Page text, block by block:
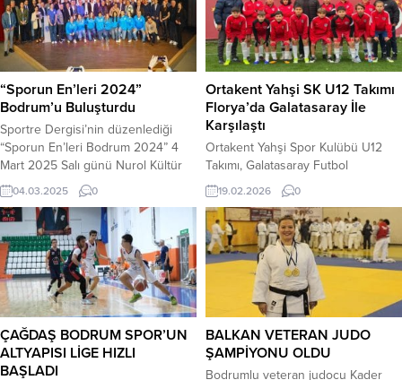
hızlı ve etkili başlayan yeşil-
beyazlılar, oyunun kontrolünü kısa
sürede eline aldı. Aradığı golü
30’uncu dakikada Hotic ile bulan
Sipay Bodrum FK, skoru 1-0’a
getirerek büyük...
mutlu olduklarını ifade eden
Branşlardan Sorumlu Asbaşkan
Fatih Öztarakçı, “Bizler
Bodrumspor olarak başkanımız
Rıza Karakaya önderliğinde
Bodrum yarımadamızda çeşitli
branşlarımızla genç yeteneklerimizi
amatör branşlarımızla...
“Sporun En’leri 2024”
Bodrum’u Buluşturdu
Sportre Dergisi’nin düzenlediği
“Sporun En’leri Bodrum 2024” 4
Mart 2025 Salı günü Nurol Kültür
Merkezi’nde yapıldı. Bodrum
Kaymakamlığı, Bodrum Belediyesi,
Bodrum Gençlik Spor İlçe
Müdürlüğü hamiliğinde Sportre
Dergisi’nin organize ettiği gecede
Bodrum’un spor dünyası bir araya
geldi. Samimiyeti ve enerjisi yüksek
olan geceye; Bodrum Kaymakamı
Mustafa Çit, Bodrum Belediye
Başkan...
04.03.2025 0
Ortakent Yahşi SK U12 Takımı
Florya’da Galatasaray İle
Karşılaştı
Ortakent Yahşi Spor Kulübü U12
Takımı, Galatasaray Futbol
Akademisi’nin daveti üzerine
İstanbul’da bulunan Florya Metin
Oktay Tesisleri’nde Galatasaray U12
Takımı ile dostluk maçında karşı
karşıya geldi. Türk futbolunun
önemli altyapı merkezlerinden biri
olan Florya’da sahaya çıkan
Bodrum temsilcisi, disiplinli oyun
anlayışı ve mücadele gücüyle
dikkat çekti. Karşılaşma, genç
sporcuların gelişimi...
19.02.2026 0
ÇAĞDAŞ BODRUM SPOR’UN
ALTYAPISI LİGE HIZLI
BAŞLADI
BALKAN VETERAN JUDO
ŞAMPİYONU OLDU
Bodrumlu veteran judocu Kader